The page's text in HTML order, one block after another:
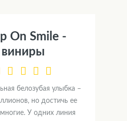
On Smile -
виниры
белозубая улыбка –
но достичь ее
У одних линия